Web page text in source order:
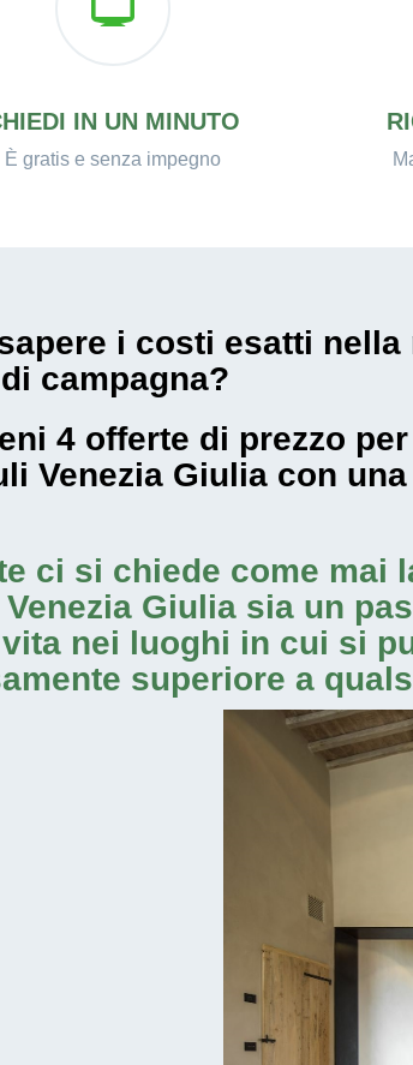
IN UN MINUTO
È gratis e senza impegno
i costi esatti
campagna?
4 offerte di prezzo
Venezia Giulia con
ci si chiede come mai
Giulia sia un
nei luoghi in cui si
superiore a